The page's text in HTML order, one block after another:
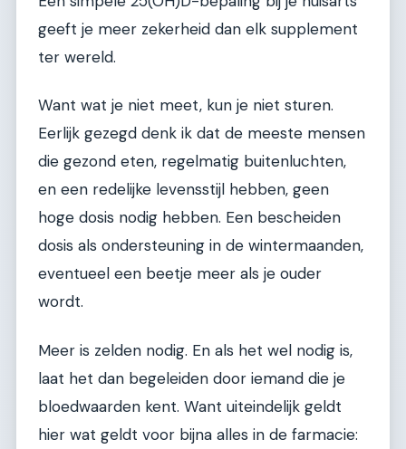
geeft je meer zekerheid dan elk supplement
ter wereld.
Want wat je niet meet, kun je niet sturen.
Eerlijk gezegd denk ik dat de meeste mensen
die gezond eten, regelmatig buitenluchten,
en een redelijke levensstijl hebben, geen
hoge dosis nodig hebben. Een bescheiden
dosis als ondersteuning in de wintermaanden,
eventueel een beetje meer als je ouder
wordt.
Meer is zelden nodig. En als het wel nodig is,
laat het dan begeleiden door iemand die je
bloedwaarden kent. Want uiteindelijk geldt
hier wat geldt voor bijna alles in de farmacie: